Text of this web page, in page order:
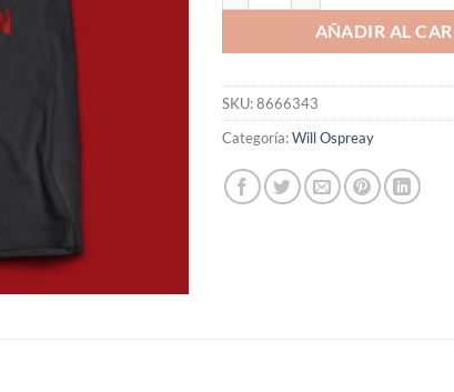
AÑADIR AL
SKU:8666343
Categoría:Will Ospreay